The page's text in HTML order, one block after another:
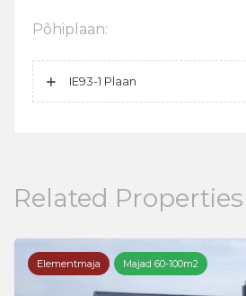
Põhiplaan:
IE93-1 Plaan
Related Properties
Elementmaja Majad 60-100m2